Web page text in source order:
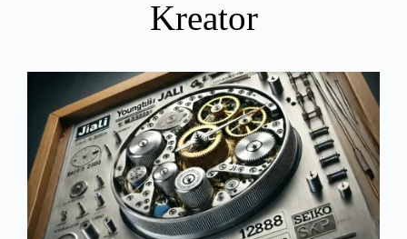
Kreator